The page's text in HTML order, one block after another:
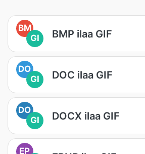
BM
GI
BMP ilaa GIF
DO
GI
DOC ilaa GIF
DO
GI
DOCX ilaa GIF
EP